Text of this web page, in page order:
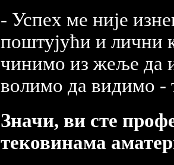
- Успех ме није
поштујући и лични
чинимо из жеље да
волимо да видимо -
Значи, ви сте
тековинама